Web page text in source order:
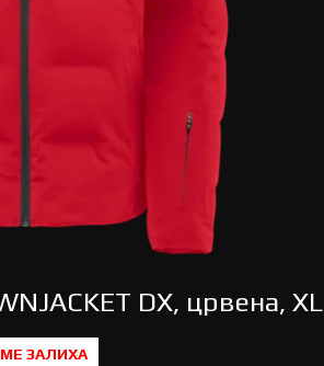
DX, црвена, XL
ЗАЛИХА